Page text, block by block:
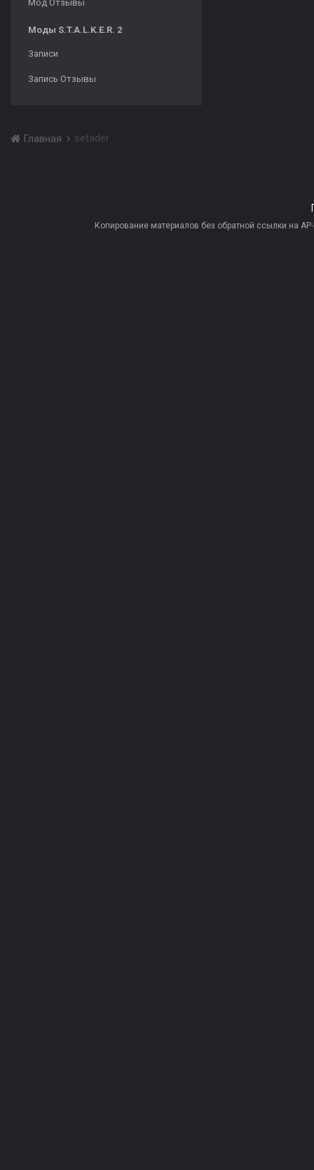
Мод Отзывы
Моды S.T.A.L.K.E.R. 2
Записи
Запись Отзывы
Главная setader
Копирование материалов без обратной ссылки на